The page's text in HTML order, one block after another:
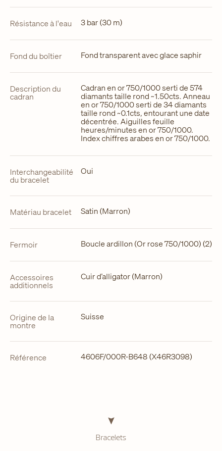
Résistance à l'eau 3 bar (30 m)
Fond du boîtier Fond transparent avec glace saphir
Description du
cadran
Cadran en or 750/1000 serti de 574
diamants taille rond ~1.50cts. Anneau
en or 750/1000 serti de 34 diamants
taille rond ~0.1cts, entourant une date
décentrée. Aiguilles feuille
heures/minutes en or 750/1000.
Index chiffres arabes en or 750/1000.
Interchangeabilité
du bracelet
Oui
Matériau bracelet Satin (Marron)
Fermoir Boucle ardillon (Or rose 750/1000) (2)
Accessoires
additionnels
Cuir d’alligator (Marron)
Origine de la
montre
Suisse
Référence 4606F/000R-B648 (X46R3098)
Bracelets